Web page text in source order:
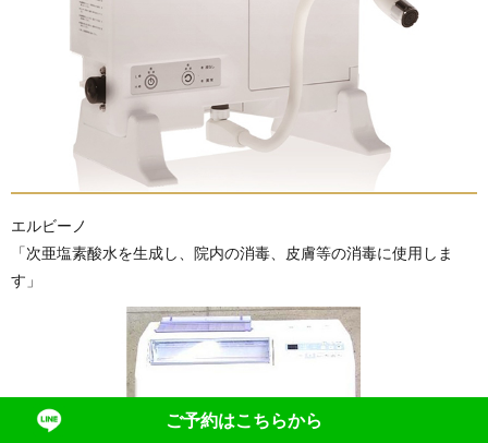
エルビーノ
「次亜塩素酸水を生成し、院内の消毒、皮膚等の消毒に使用しま
す」
ご予約はこちらから